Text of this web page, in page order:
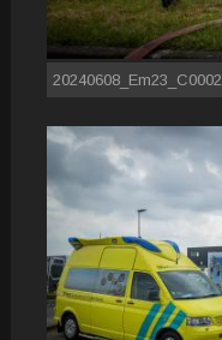
20240608_Em23_C0002